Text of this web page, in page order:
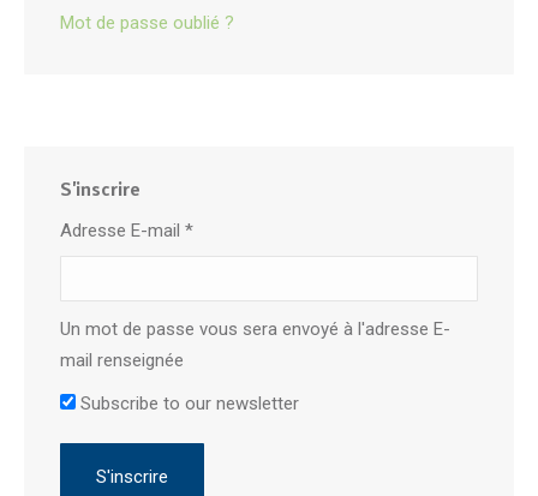
Mot de passe oublié ?
S'inscrire
Adresse E-mail *
Un mot de passe vous sera envoyé à l'adresse E-
mail renseignée
Subscribe to our newsletter
S'inscrire